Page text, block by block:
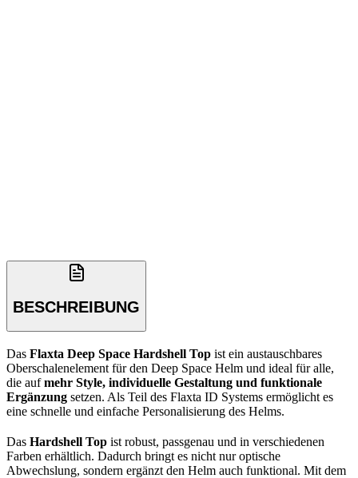
BESCHREIBUNG
Das Flaxta Deep Space Hardshell Top ist ein austauschbares
Oberschalenelement für den Deep Space Helm und ideal für alle,
die aufmehr Style, individuelle Gestaltung und funktionale
Ergänzung setzen. Als Teil des Flaxta ID Systems ermöglicht es
eine schnelle und einfache Personalisierung des Helms.
Das Hardshell Top ist robust, passgenau und in verschiedenen
Farben erhältlich. Dadurch bringt es nicht nur optische
Abwechslung, sondern ergänzt den Helm auch funktional. Mit dem